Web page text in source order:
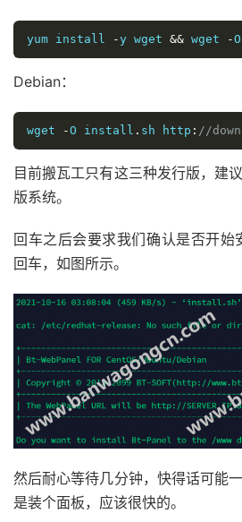
yum install -y wget && wget -
Debian：
wget -O install . sh http : //
目前搬瓦工只有这三种发行版，建
版系统。
回车之后会要求我们确认是否开始
回车，如图所示。
然后耐心等待几分钟，快得话可能
是装个面板，应该很快的。